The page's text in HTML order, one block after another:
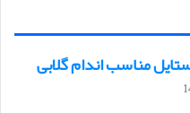
مناسب اندام گلابی